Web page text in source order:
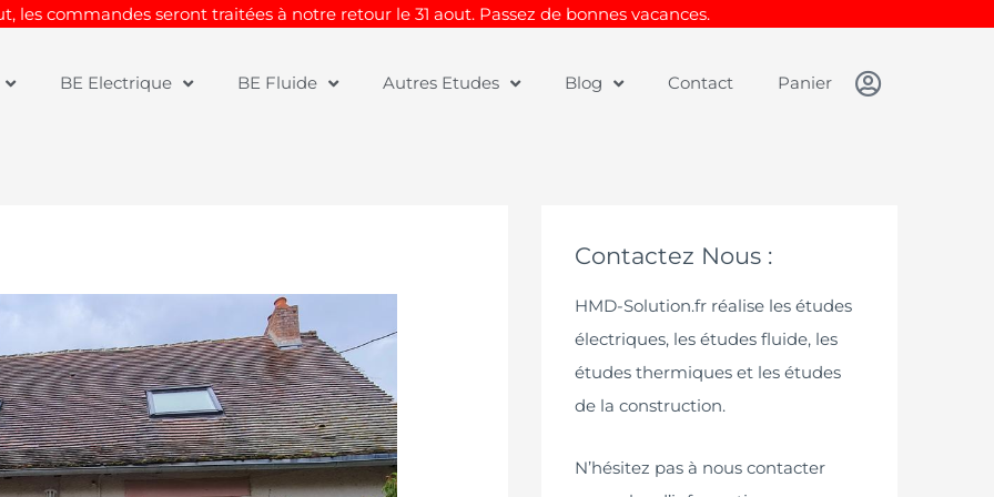
les commandes seront traitées à notre retour le 31 aout. Passez de bonnes vacances.
BE Electrique BE Fluide Autres Etudes Blog Contact Panier
Contactez Nous :
HMD-Solution.fr réalise les études
électriques, les études fluide, les
études thermiques et les études
de la construction.
N’hésitez pas à nous contacter